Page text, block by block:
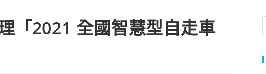
「2021 全國智慧型自走車